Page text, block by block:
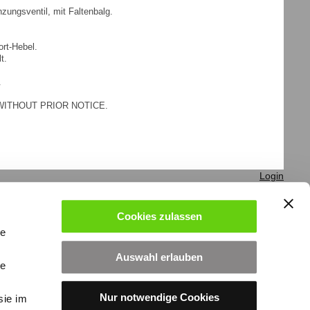
im
Cookies zulassen
Auswahl erlauben
Nur notwendige Cookies
mit Faltenbalg.
Hebel.
PRIOR NOTICE.
Login